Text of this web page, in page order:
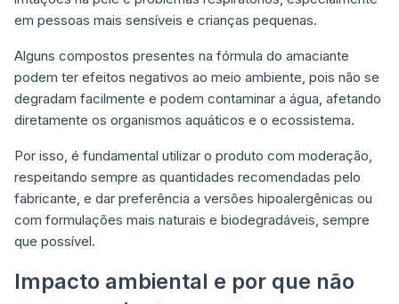
em pessoas mais sensíveis e crianças pequenas.
Alguns compostos presentes na fórmula do amaciante
podem ter efeitos negativos ao meio ambiente, pois não se
degradam facilmente e podem contaminar a água, afetando
diretamente os organismos aquáticos e o ecossistema.
Por isso, é fundamental utilizar o produto com moderação,
respeitando sempre as quantidades recomendadas pelo
fabricante, e dar preferência a versões hipoalergênicas ou
com formulações mais naturais e biodegradáveis, sempre
que possível.
Impacto ambiental e por que não